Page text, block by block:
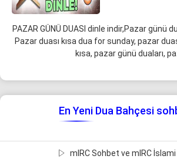
PAZAR GÜNÜ DUASI dinle indir,Pazar günü
Pazar duası kısa dua for sunday, pazar
kısa, pazar günü duaları,
En Yeni Dua Bahçesi
mIRC Sohbet ve mIRC